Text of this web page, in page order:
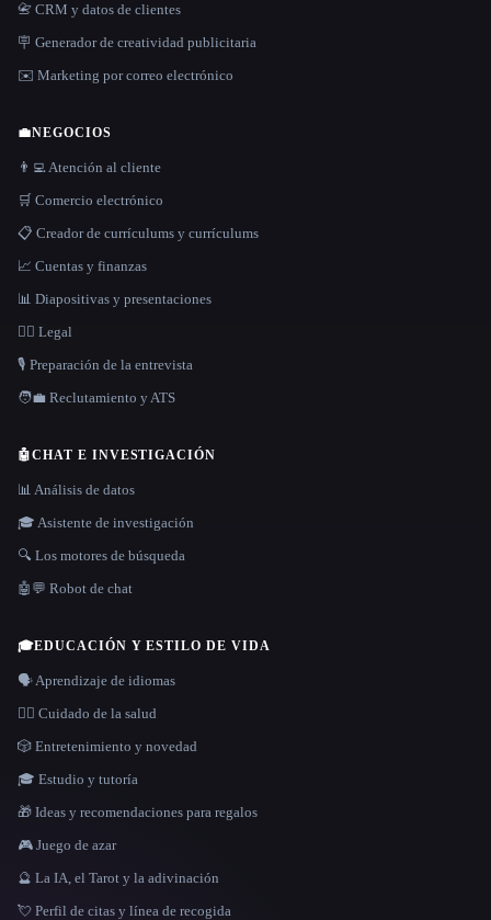
📇 CRM y datos de clientes
🪧 Generador de creatividad publicitaria
✉️ Marketing por correo electrónico
💼NEGOCIOS
👨‍💻 Atención al cliente
🛒 Comercio electrónico
📋 Creador de currículums y currículums
📈 Cuentas y finanzas
📊 Diapositivas y presentaciones
👩‍⚖️ Legal
🎙️ Preparación de la entrevista
🧑‍💼 Reclutamiento y ATS
🤖CHAT E INVESTIGACIÓN
📊 Análisis de datos
🎓 Asistente de investigación
🔍 Los motores de búsqueda
🤖💬 Robot de chat
🎓EDUCACIÓN Y ESTILO DE VIDA
🗣️ Aprendizaje de idiomas
👩‍⚕️ Cuidado de la salud
🎲 Entretenimiento y novedad
🎓 Estudio y tutoría
🎁 Ideas y recomendaciones para regalos
🎮 Juego de azar
🔮 La IA, el Tarot y la adivinación
💘 Perfil de citas y línea de recogida